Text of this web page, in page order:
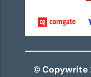
© Copywrite